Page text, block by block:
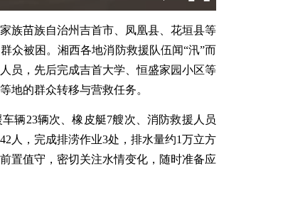
族苗族自治州吉首市、凤凰县、花垣县等
众被困。湘西各地消防救援队伍闻“汛”而
员，先后完成吉首大学、恒盛家园小区等
地的群众转移与营救任务。
辆23辆次、橡皮艇7艘次、消防救援人员
人，完成排涝作业3处，排水量约1万立方
置值守，密切关注水情变化，随时准备应